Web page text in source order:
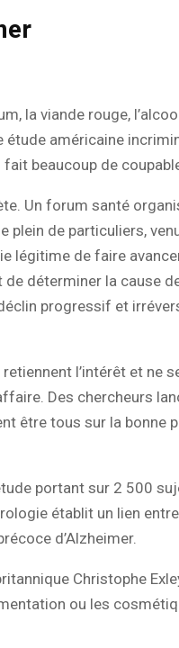
la viande rouge,
étude américaine
fait beaucoup de
Un forum santé
plein de particuliers,
légitime de faire
de déterminer la cause
progressif et
l’intérêt et ne
Des chercheurs
être tous sur la bonne
portant sur 2 500
établit un lien
d’Alzheimer.
Christophe
ou les